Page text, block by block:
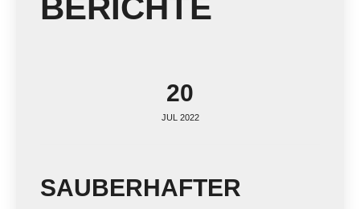
BERICHTE
20
JUL 2022
SAUBERHAFTER